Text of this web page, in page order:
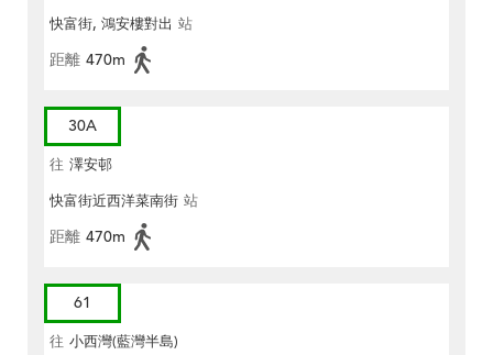
快富街, 鴻安樓對出 站
距離 470m
30A
往 澤安邨
快富街近西洋菜南街 站
距離 470m
61
往 小西灣(藍灣半島)